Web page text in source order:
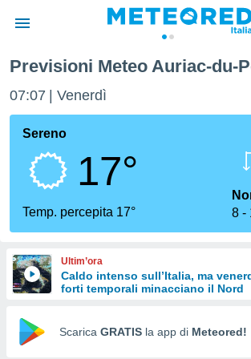
di
per
le
di
Web
Previsioni Meteo Auriac-du-
07:07 Venerdì
Sereno
17°
Temp. percepita 17°
8
Ultim’ora
Caldo intenso sull’Italia, ma
forti temporali minacciano il Nord
Scarica GRATIS la app di Meteored!